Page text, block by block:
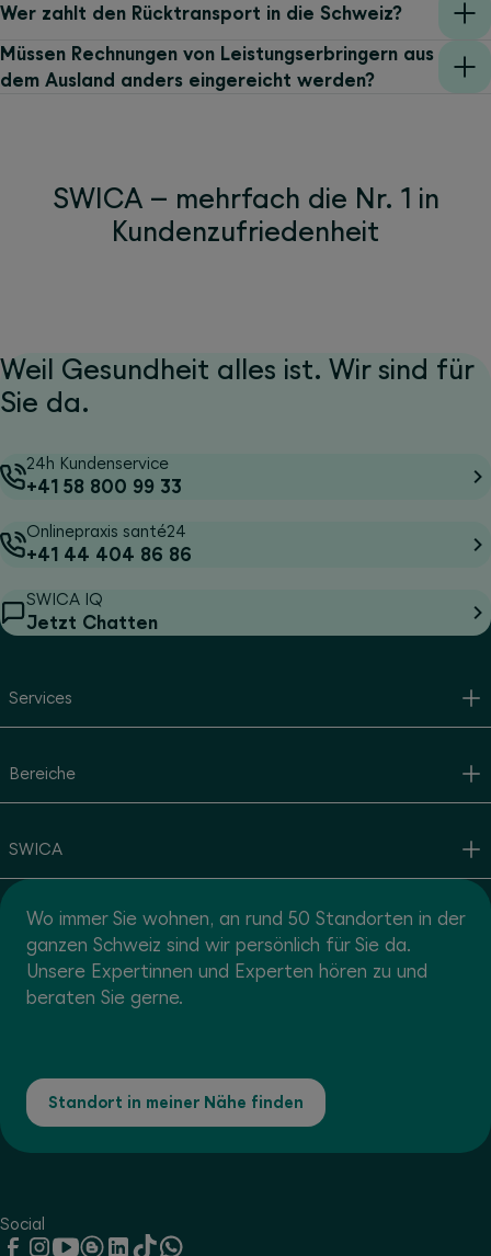
Wer zahlt den Rücktransport in die Schweiz?
Müssen Rechnungen von Leistungserbringern aus
dem Ausland anders eingereicht werden?
SWICA – mehrfach die Nr. 1 in
Kundenzufriedenheit
Weil Gesundheit alles ist. Wir sind für
Sie da.
24h Kundenservice
+41 58 800 99 33
Onlinepraxis santé24
+41 44 404 86 86
SWICA IQ
Jetzt Chatten
Services
Bereiche
SWICA
Wo immer Sie wohnen, an rund 50 Standorten in der
ganzen Schweiz sind wir persönlich für Sie da.
Unsere Expertinnen und Experten hören zu und
beraten Sie gerne.
Standort in meiner Nähe finden
Social